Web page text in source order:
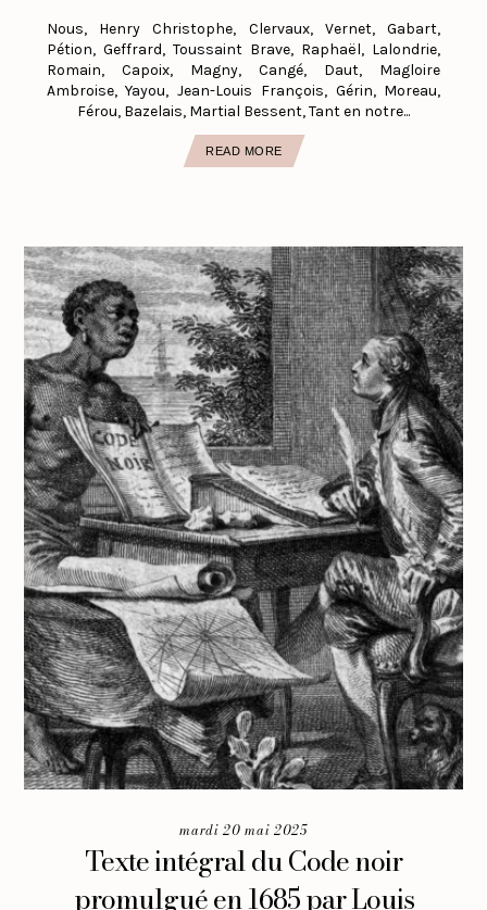
Nous, Henry Christophe, Clervaux, Vernet, Gabart,
Pétion, Geffrard, Toussaint Brave, Raphaël, Lalondrie,
Romain, Capoix, Magny, Cangé, Daut, Magloire
Ambroise, Yayou, Jean-Louis François, Gérin, Moreau,
Férou, Bazelais, Martial Bessent, Tant en notre...
READ MORE
mardi 20 mai 2025
Texte intégral du Code noir
promulgué en 1685 par Louis